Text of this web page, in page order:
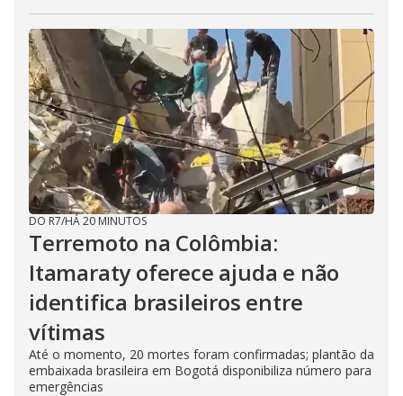
DO R7/HÁ 20 MINUTOS
Terremoto na Colômbia:
Itamaraty oferece ajuda e não
identifica brasileiros entre
vítimas
Até o momento, 20 mortes foram confirmadas; plantão da
embaixada brasileira em Bogotá disponibiliza número para
emergências